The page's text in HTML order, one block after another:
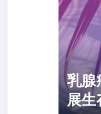
乳腺
展生